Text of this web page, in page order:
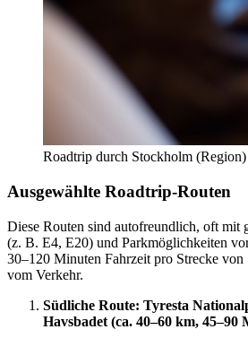
Roadtrip durch Stockholm (Region)
Ausgewählte Roadtrip-Routen
Diese Routen sind autofreundlich, oft mit
(z. B. E4, E20) und Parkmöglichkeiten
30–120 Minuten Fahrzeit pro Strecke von
vom Verkehr.
Südliche Route: Tyresta
Havsbadet (ca. 40–60 km, 45–90